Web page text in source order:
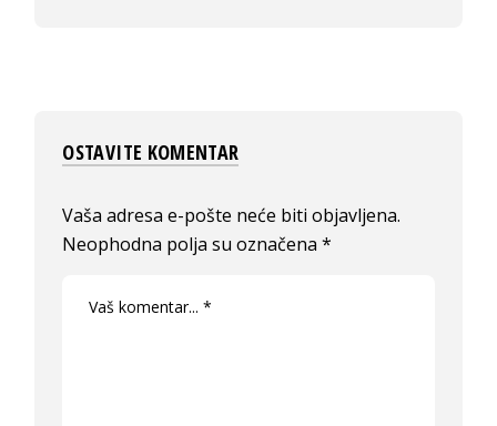
OSTAVITE KOMENTAR
Vaša adresa e-pošte neće biti objavljena.
Neophodna polja su označena*